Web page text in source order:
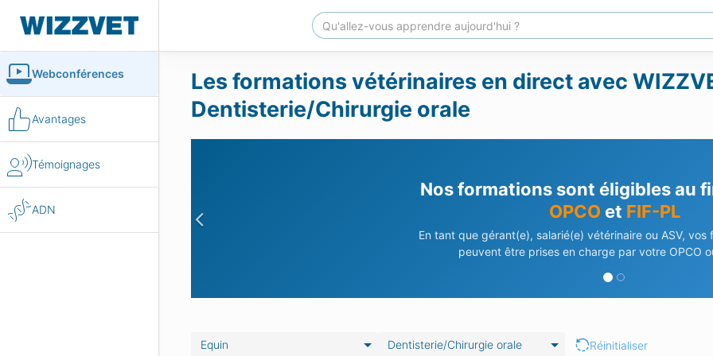
Webconférences
Avantages
Témoignages
ADN
Les formations vétérinaires en direct avec
Dentisterie/Chirurgie orale
Nos formations sont éligibles au
OPCO et FIF-PL
En tant que gérant(e), salarié(e) vétérinaire ou ASV,
peuvent être prises en charge par votre OPCO
Previous
Equin Dentisterie/Chirurgie orale Réinitialiser